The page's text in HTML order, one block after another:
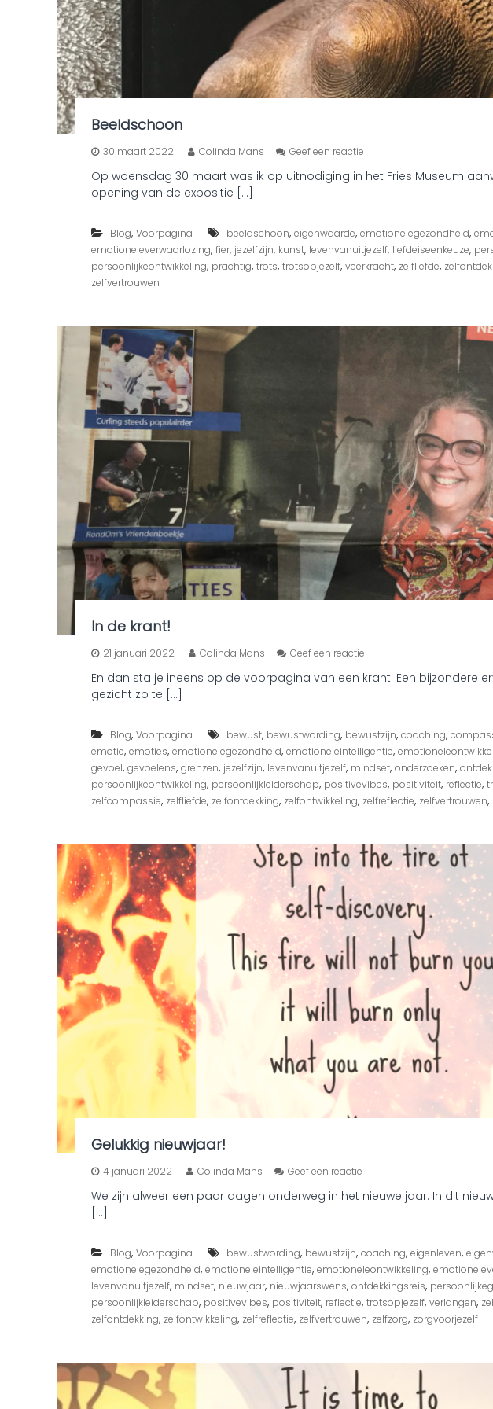
Beeldschoon
30 maart 2022 Colinda Mans Geef een reactieo
B
d
s
c
Op woensdag 30 maart was ik op uitnodiging in het Fries Museum
opening van de expositie […]
Blog, Voorpagina beeldschoon, eigenwaarde, emotionelegezondheid,
emotioneleverwaarlozing, fier, jezelfzijn, kunst, levenvanuitjezelf, liefdeiseenkeuze,
persoonlijkeontwikkeling, prachtig, trots, trotsopjezelf, veerkracht, zelfliefde,
zelfvertrouwen
In de krant!
21 januari 2022 Colinda Mans Geef een reactieo
I
k
r
a
n
!
En dan sta je ineens op de voorpagina van een krant! Een bijzondere
gezicht zo te […]
Blog, Voorpagina bewust, bewustwording, bewustzijn, coaching,
emotie, emoties, emotionelegezondheid, emotioneleintelligentie,
gevoel, gevoelens, grenzen, jezelfzijn, levenvanuitjezelf, mindset, onderzoeken,
persoonlijkeontwikkeling, persoonlijkleiderschap, positivevibes, positiviteit, reflectie,
zelfcompassie, zelfliefde, zelfontdekking, zelfontwikkeling, zelfreflectie, zelfvertrouwen,
Gelukkig nieuwjaar!
4 januari 2022 Colinda Mans Geef een reactieo
G
k
k
i
g
n
i
a
We zijn alweer een paar dagen onderweg in het nieuwe jaar. In dit
[…]
Blog, Voorpagina bewustwording, bewustzijn, coaching, eigenleven,
emotionelegezondheid, emotioneleintelligentie, emotioneleontwikkeling,
levenvanuitjezelf, mindset, nieuwjaar, nieuwjaarswens, ontdekkingsreis,
persoonlijkleiderschap, positivevibes, positiviteit, reflectie, trotsopjezelf, verlangen,
zelfontdekking, zelfontwikkeling, zelfreflectie, zelfvertrouwen, zelfzorg, zorgvoorjezelf